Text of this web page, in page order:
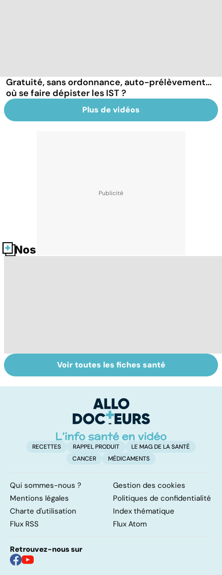
Gratuité, sans ordonnance, auto-prélèvement...
où se faire dépister les IST ?
Plus de vidéos
Nos fiches santé
Suicide : prévenir
le passage à
Un rhume, ça se
soigne ?
Voir toutes les fiches santé
RECETTES RAPPEL PRODUIT
LE MAG DE LA SANTÉ
CANCER
MÉDICAMENTS
Qui sommes-nous ?
Gestion des cookies
Mentions légales
Politiques de confidentialité
Charte d'utilisation
Index thématique
Flux RSS
Flux Atom
Retrouvez-nous sur